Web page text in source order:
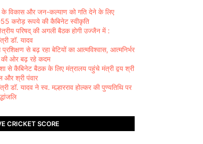
विकास और जन-कल्याण को गति देने के लिए
करोड़ रूपये की कैबिनेट स्वीकृति
परिषद् की अगली बैठक होगी उज्जैन में :
डॉ. यादव
से बढ़ रहा बेटियों का आत्मविश्वास, आत्मनिर्भर
की ओर बढ़ रहे कदम
से कैबिनेट बैठक के लिए मंत्रालय पहुंचे मंत्री द्वय श्री
और श्री पंवार
डॉ. यादव ने स्व. मल्हारराव होल्कर की पुण्यतिथि पर
CRICKET SCORE